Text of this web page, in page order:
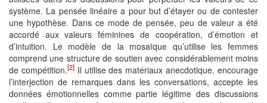
système. La pensée linéaire a pour but d’étayer ou de contester
une hypothèse. Dans ce mode de pensée, peu de valeur a été
accordé aux valeurs féminines de coopération, d’émotion et
d’intuition. Le modèle de la mosaïque qu’utilise les femmes
comprend une structure de soutien avec considérablement moins
de compétition.[2]Il utilise des matériaux anecdotique, encourage
l’interjection de remarques dans les conversations, accepte les
données émotionnelles comme partie légitime des discussions